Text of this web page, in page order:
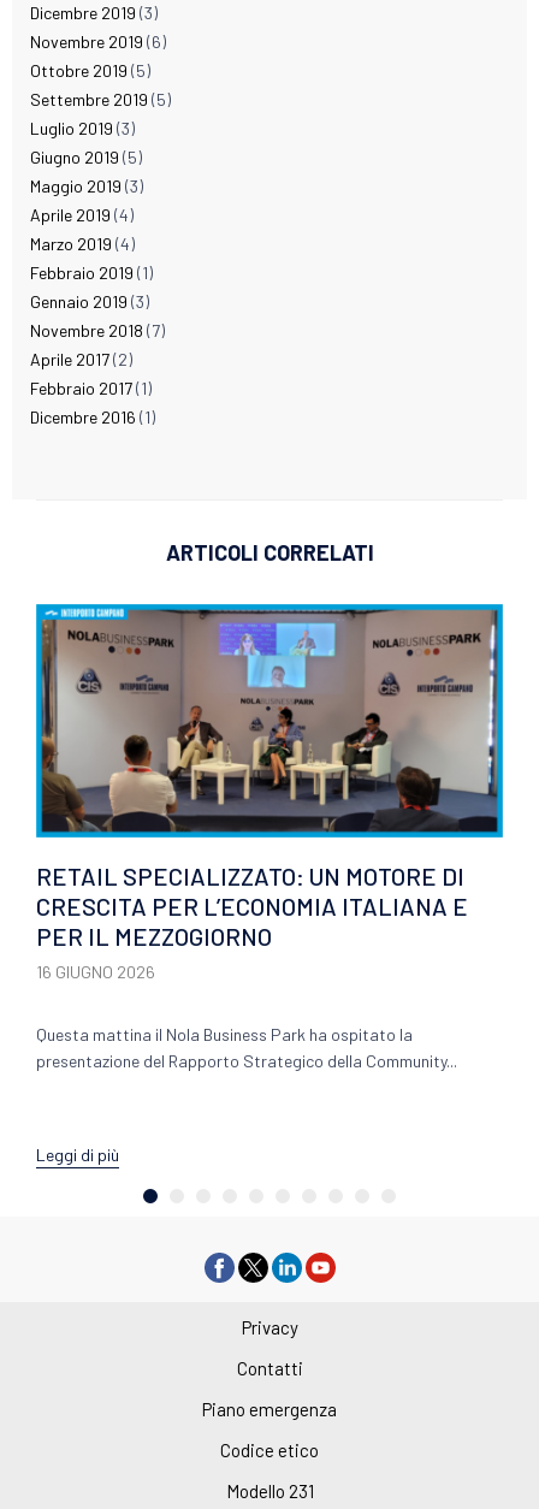
Dicembre 2019 (3)
Novembre 2019 (6)
Ottobre 2019 (5)
Settembre 2019 (5)
Luglio 2019 (3)
Giugno 2019 (5)
Maggio 2019 (3)
Aprile 2019 (4)
Marzo 2019 (4)
Febbraio 2019 (1)
Gennaio 2019 (3)
Novembre 2018 (7)
Aprile 2017(2)
Febbraio 2017(1)
Dicembre 2016 (1)
ARTICOLI CORRELATI
RETAIL SPECIALIZZATO: UN MOTORE DI
CRESCITA PER L’ECONOMIA ITALIANA E
PER IL MEZZOGIORNO
16 GIUGNO 2026
Questa mattina il Nola Business Park ha ospitato la
presentazione del Rapporto Strategico della Community...
Leggi di più
Privacy
Contatti
Piano emergenza
Codice etico
Modello 231